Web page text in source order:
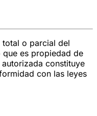
o parcial del
es propiedad de
autorizada constituye
con las leyes